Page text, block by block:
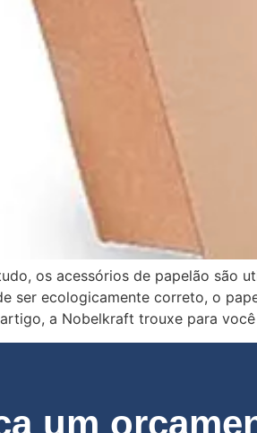
os acessórios de papelão são
ser ecologicamente correto, o
a Nobelkraft trouxe para
um